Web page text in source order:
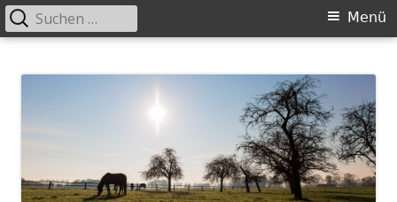
zum
Primäres
Menü
Suchen
nach: